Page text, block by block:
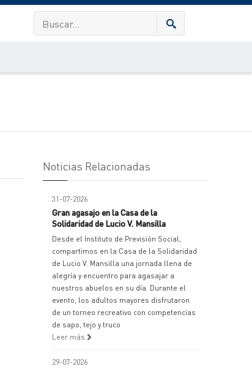
Noticias Relacionadas
31-07-2026
Gran agasajo en la Casa de la
Solidaridad de Lucio V. Mansilla
Desde el Instituto de Previsión Social,
compartimos en la Casa de la Solidaridad
de Lucio V. Mansilla una jornada llena de
alegría y encuentro para agasajar a
nuestros abuelos en su día. Durante el
evento, los adultos mayores disfrutaron
de un torneo recreativo con competencias
de sapo, tejo y truco
Leer más
29-07-2026